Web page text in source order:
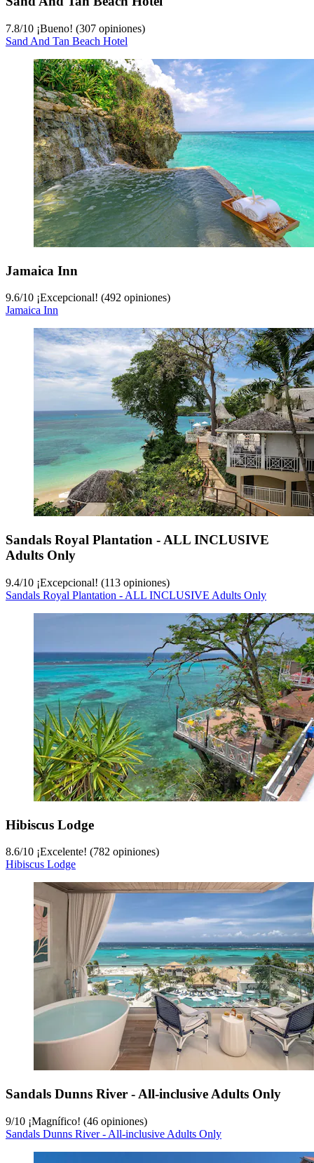
7.8/10 ¡Bueno! (307 opiniones)
Sand And Tan Beach Hotel
Jamaica Inn
9.6/10 ¡Excepcional! (492 opiniones)
Jamaica Inn
Sandals Royal Plantation - ALL INCLUSIVE
Adults Only
9.4/10 ¡Excepcional! (113 opiniones)
Sandals Royal Plantation - ALL INCLUSIVE Adults Only
Hibiscus Lodge
8.6/10 ¡Excelente! (782 opiniones)
Hibiscus Lodge
Sandals Dunns River - All-inclusive Adults Only
9/10 ¡Magnífico! (46 opiniones)
Sandals Dunns River - All-inclusive Adults Only